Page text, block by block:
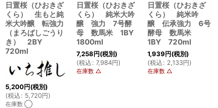
日置桜（ひおきざ
くら） 生もと純
米大吟醸 転強力
（まろばしごうり
き） 2BY
720ml
5,200円(税別)
(税込: 5,720円)
在庫数 ◯
日置桜（ひおきざ
くら） 純米大吟
醸 強力 7号酵
母 数馬米 1BY
1800ml
7,258円(税別)
(税込: 7,984円)
在庫数 △
日置桜（ひおきざ
くら） 純米吟
醸 伝承強力 6号
酵母 数馬米
1BY 720ml
1,939円(税別)
(税込: 2,133円)
在庫数 △